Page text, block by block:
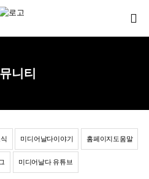
미디어날다이야기 홈페이지도움말
미디어날다 유튜브
니티